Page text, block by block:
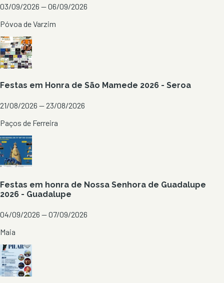
03/09/2026 — 06/09/2026
Póvoa de Varzim
Festas em Honra de São Mamede 2026 - Seroa
21/08/2026 — 23/08/2026
Paços de Ferreira
Festas em honra de Nossa Senhora de Guadalupe
2026 - Guadalupe
04/09/2026 — 07/09/2026
Maia